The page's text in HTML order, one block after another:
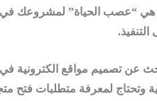
هي “عصب الحياة” لمشروعك في
عنتصميم مواقع الكترونية
وتحتاج لمعرفة متطلبات فتح